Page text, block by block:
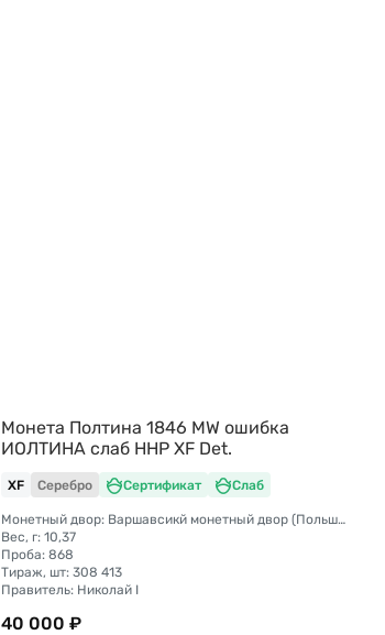
Монета Полтина 1846 МW ошибка
ИОЛТИНА слаб ННР XF Det.
XF Серебро Сертификат Слаб
Монетный двор: Варшавсикй монетный двор (Польша)
Вес, г: 10,37
Проба: 868
Тираж, шт: 308 413
Правитель: Николай I
40 000 ₽